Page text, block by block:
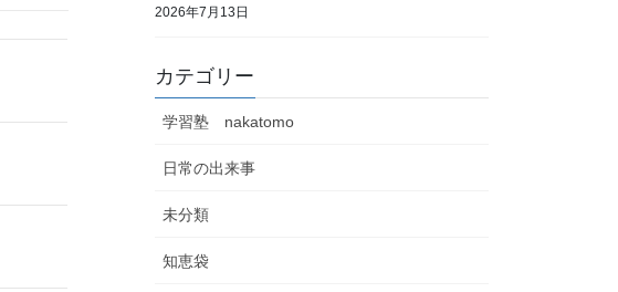
2026年7月13日
カテゴリー
学習塾 nakatomo
日常の出来事
未分類
知恵袋